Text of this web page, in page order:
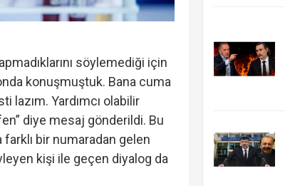
söylemediği için
konuşmuştuk. Bana cuma
lazım. Yardımcı olabilir
diye mesaj gönderildi. Bu
bir numaradan gelen
kişi ile geçen diyalog da